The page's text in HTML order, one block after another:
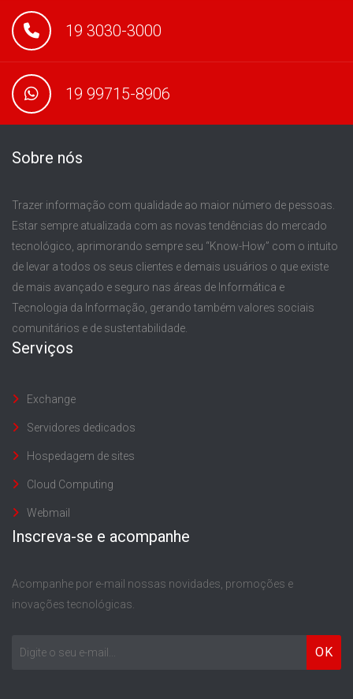
19 3030-3000
19 99715-8906
Sobre nós
Trazer informação com qualidade ao maior número de pessoas.
Estar sempre atualizada com as novas tendências do mercado
tecnológico, aprimorando sempre seu “Know-How” com o intuito
de levar a todos os seus clientes e demais usuários o que existe
de mais avançado e seguro nas áreas de Informática e
Tecnologia da Informação, gerando também valores sociais
comunitários e de sustentabilidade.
Serviços
Exchange
Servidores dedicados
Hospedagem de sites
Cloud Computing
Webmail
Inscreva-se e acompanhe
Acompanhe por e-mail nossas novidades, promoções e
inovações tecnológicas.